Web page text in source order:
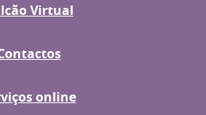
Virtual
online